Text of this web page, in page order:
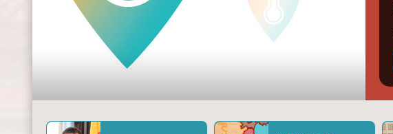
oficial
Per a persones empadronades a Girona
Més informació